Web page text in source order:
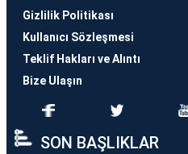
Gizlilik Politikası
Kullanıcı Sözleşmesi
Teklif Hakları ve Alıntı
Bize Ulaşın
SON BAŞLIKLAR